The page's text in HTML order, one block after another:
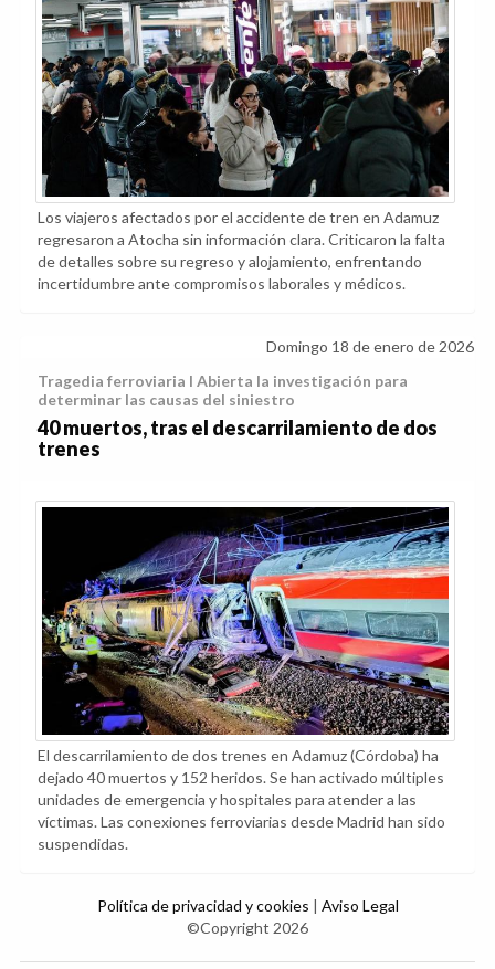
Los viajeros afectados por el accidente de tren en Adamuz
regresaron a Atocha sin información clara. Criticaron la falta
de detalles sobre su regreso y alojamiento, enfrentando
incertidumbre ante compromisos laborales y médicos.
Domingo 18 de enero de 2026
Tragedia ferroviaria I Abierta la investigación para
determinar las causas del siniestro
40 muertos, tras el descarrilamiento de dos
trenes
El descarrilamiento de dos trenes en Adamuz (Córdoba) ha
dejado 40 muertos y 152 heridos. Se han activado múltiples
unidades de emergencia y hospitales para atender a las
víctimas. Las conexiones ferroviarias desde Madrid han sido
suspendidas.
Política de privacidad y cookies
Aviso Legal
©Copyright 2026